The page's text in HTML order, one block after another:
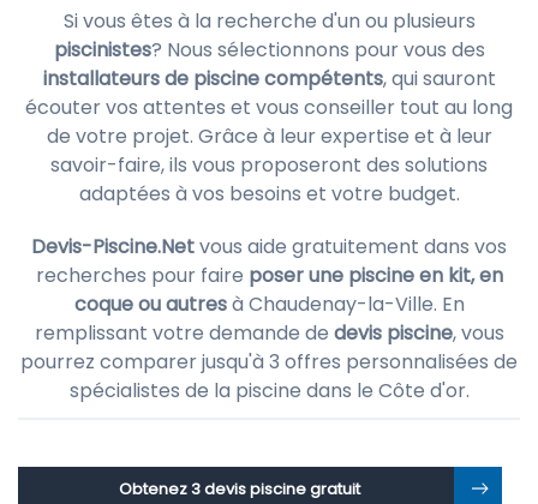
Si vous êtes à la recherche d'un ou plusieurs
piscinistes? Nous sélectionnons pour vous des
installateurs de piscine compétents, qui sauront
écouter vos attentes et vous conseiller tout au long
de votre projet. Grâce à leur expertise et à leur
savoir-faire, ils vous proposeront des solutions
adaptées à vos besoins et votre budget.
Devis-Piscine.Netvous aide gratuitement dans vos
recherches pour faire poser une piscine en kit, en
coque ou autresà Chaudenay-la-Ville. En
remplissant votre demande de devis piscine, vous
pourrez comparer jusqu'à 3 offres personnalisées de
spécialistes de la piscine dans le Côte d'or.
Obtenez 3 devis piscine gratuit